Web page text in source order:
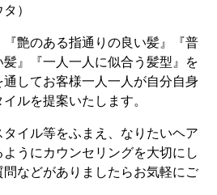
）
『艶のある指通りの良い髪』『普
』『一人一人に似合う髪型』を
してお客様一人一人が自分自身
ルを提案いたします。
イル等をふまえ、なりたいヘア
うにカウンセリングを大切にし
などがありましたらお気軽にご